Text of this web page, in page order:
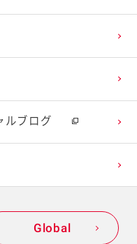
ルブログ
Global